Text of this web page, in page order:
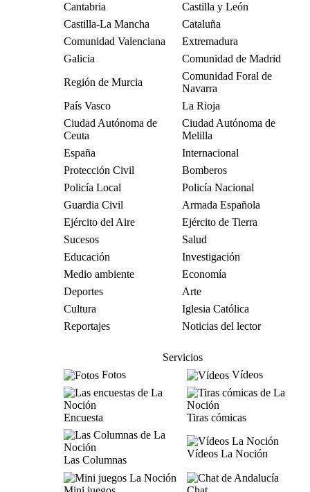
Cantabria
Castilla y León
Castilla-La Mancha
Cataluña
Comunidad Valenciana
Extremadura
Galicia
Comunidad de Madrid
Región de Murcia
Comunidad Foral de
Navarra
País Vasco
La Rioja
Ciudad Autónoma de
Ceuta
Ciudad Autónoma de
Melilla
España
Internacional
Protección Civil
Bomberos
Policía Local
Policía Nacional
Guardia Civil
Armada Española
Ejército del Aire
Ejército de Tierra
Sucesos
Salud
Educación
Investigación
Medio ambiente
Economía
Deportes
Arte
Cultura
Iglesia Católica
Reportajes
Noticias del lector
Servicios
Fotos
Vídeos
Encuesta Tiras cómicas
Las Columnas
Vídeos La Noción